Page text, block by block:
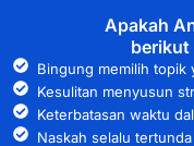
Apakah
berikut
Bingung memilih topik
Kesulitan menyusun
Keterbatasan waktu
Naskah selalu